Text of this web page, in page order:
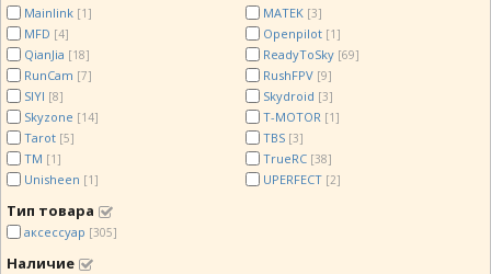
Mainlink [1] MATEK [3]
MFD [4] Openpilot [1]
QianJia [18] ReadyToSky [69]
RunCam [7] RushFPV [9]
SIYI [8] Skydroid [3]
Skyzone [14] T-MOTOR [1]
Tarot [5] TBS [3]
TM [1] TrueRC [38]
Unisheen [1] UPERFECT [2]
Тип товара
аксессуар [305]
Наличие